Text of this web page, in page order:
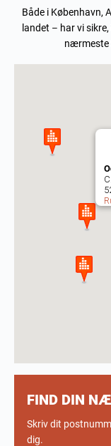
Både i København,
landet – har vi
nærmeste
FIND DIN
Skriv dit
dig.